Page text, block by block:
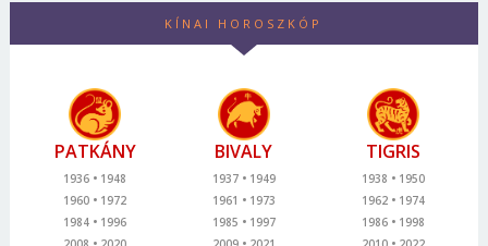
KÍNAI HOROSZKÓP
PATKÁNY
1936
1948
1960
1972
1984
1996
BIVALY
1937
1949
1961
1973
1985
1997
TIGRIS
1938
1950
1962
1974
1986
1998